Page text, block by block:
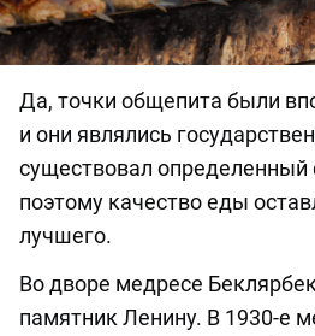
Да, точки общепита были
и они являлись
существовал
поэтому качество еды
лучшего.
Во дворе медресе
памятник Ленину. В 1930-е